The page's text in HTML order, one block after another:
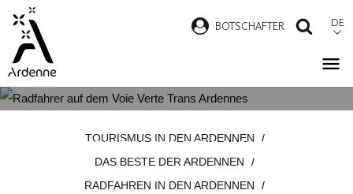
Direkt
zum
Inhalt
BOTSCHAFTER DE
STRECKEN IN FRANKREICH
TOURISMUS IN DEN ARDENNEN
DAS BESTE DER ARDENNEN
RADFAHREN IN DEN ARDENNEN